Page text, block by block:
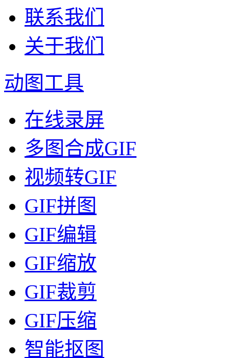
联系我们
关于我们
动图工具
在线录屏
多图合成GIF
视频转GIF
GIF拼图
GIF编辑
GIF缩放
GIF裁剪
GIF压缩
智能抠图